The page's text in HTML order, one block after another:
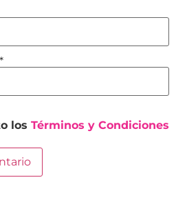
*
los Términos y Condiciones